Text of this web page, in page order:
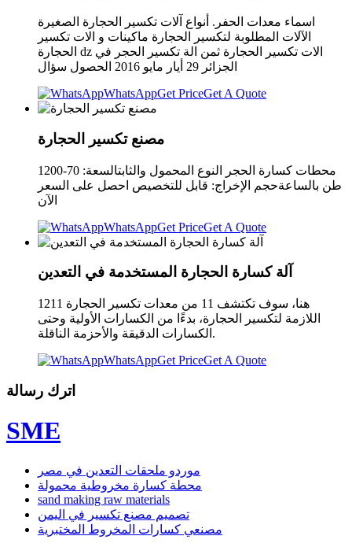
اسماء معدات الحفر. أنواع آلات تكسير الحجارة الصغيرة
الآلات المطلوبة لتكسير الحجارة ماكينات و الات تكسير
الحجارة dz الات تكسير الحجارة ثمن الة تكسير الحجر في
الجزائر 29 أيار مايو 2016 الحصول سؤال
WhatsAppGet PriceGet A Quote
مصنع تكسير الحجارة
محطات كسارة الحجر النوع المحمول والثابتالسعة: 70-1200
طن بالساعةحجم الإخراج: قابل للتخصيص احصل على السعر
الآن
WhatsAppGet PriceGet A Quote
آلة كسارة الحجارة المستخدمة في التعدين
1211 هنا، سوف تكتشف 11 من معدات تكسير الحجارة
اللازمة لتكسير الحجارة، بدءًا من الكسارات الأولية وحتى
الكسارات الدقيقة والأحزمة الناقلة.
WhatsAppGet PriceGet A Quote
اترك رسالة
SME
موردو ملحقات التعدين في مصر
محطة كسارة مخروطية محمولة
sand making raw materials
تصميم مصنع تكسير في اليمن
مصنعي كسارات المخروط المختبرية